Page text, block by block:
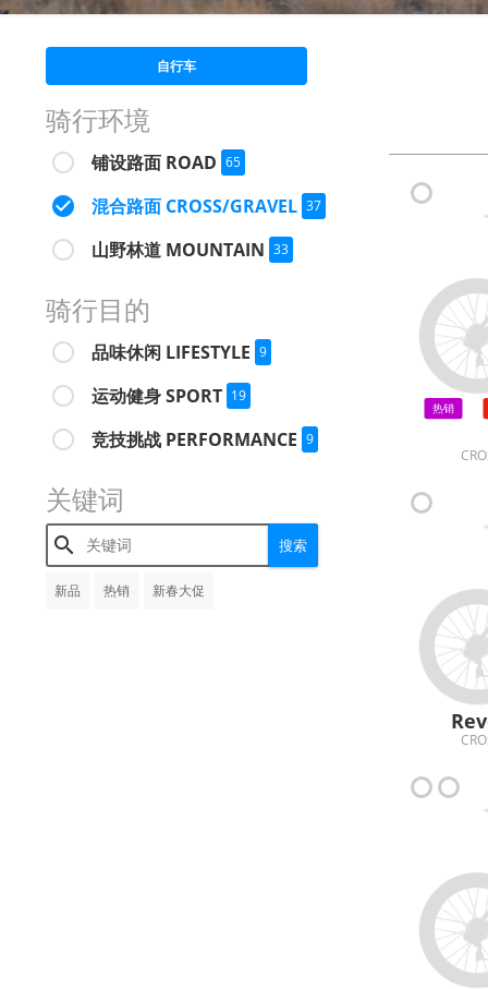
自行车
骑行环境
铺设路面 ROAD 65
混合路面 CROSS/GRAVEL 37
山野林道 MOUNTAIN 33
骑行目的
品味休闲 LIFESTYLE 9
运动健身 SPORT 19
竞技挑战 PERFORMANCE 9
关键词
 搜索
新品 热销 新春大促
热销